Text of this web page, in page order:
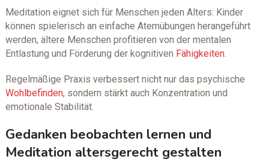
Meditation eignet sich für Menschen jeden Alters: Kinder
können spielerisch an einfache Atemübungen herangeführt
werden, ältere Menschen profitieren von der mentalen
Entlastung und Förderung der kognitiven Fähigkeiten.
Regelmäßige Praxis verbessert nicht nur das psychische
Wohlbefinden, sondern stärkt auch Konzentration und
emotionale Stabilität.
Gedanken beobachten lernen und
Meditation altersgerecht gestalten